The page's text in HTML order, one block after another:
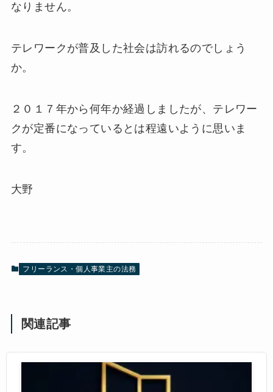
なりません。
テレワークが普及した社会は訪れるのでしょう
か。
２０１７年から何年か経過しましたが、テレワー
クが定番になっているとは程遠いように思いま
す。
大野
フリーランス・個人事業主の法務
関連記事